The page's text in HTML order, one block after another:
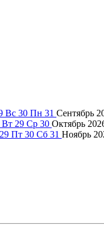
Вс 30 Пн 31 Сентябрь
Вт 29 Ср 30 Октябрь
29 Пт 30 Сб 31 Ноябрь